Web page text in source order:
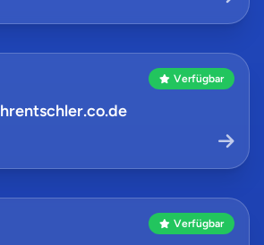
Verfügbar
hrentschler.co.de
Verfügbar